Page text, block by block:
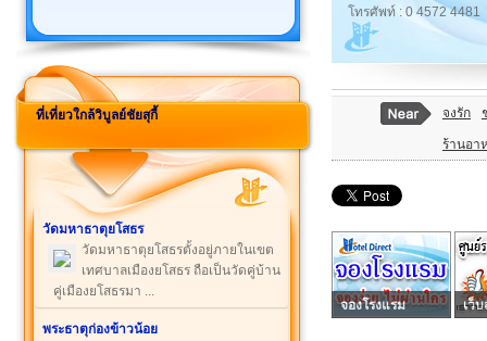
ที่เที่ยวใกล้วิบูลย์ชัยสุกี้
วัดมหาธาตุยโสธร
วัดมหาธาตุยโสธรตั้งอยู่ภายในเขต
เทศบาลเมืองยโสธร ถือเป็นวัดคู่บ้าน
คู่เมืองยโสธรมา ...
พระธาตุก่องข้าวน้อย
โทรศัพท์ : 0 4572 4481
จงรัก
ร้านอา
จองโรงแรม เว็บ